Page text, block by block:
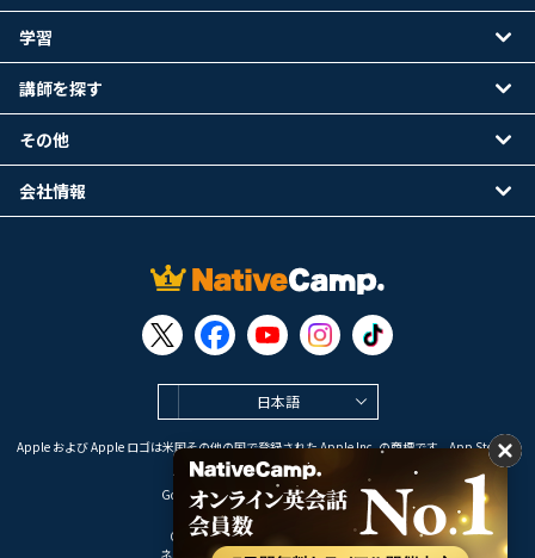
日本語
Apple および Apple ロゴは米国その他の国で登録された Apple Inc. の商標です。App Store は
Apple Inc. のサービスマークです。
Google Play は Google LLC の商標です。
Copyright © 2026 オンライン英会話
ネイティブキャンプ All Rights Reserved.
学習
講師を探す
その他
会社情報